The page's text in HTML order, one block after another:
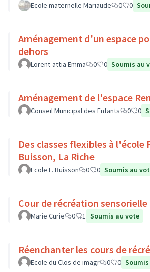
Ecole maternelle Mariaude 0 0
Aménagement d'un espace
dehors
Lorent-attia Emma 0 0 Soumis au
Aménagement de l'espace
Conseil Municipal des Enfants 0 0
Des classes flexibles à l'école
Buisson, La Riche
Ecole F. Buisson 0 0 Soumis au
Cour de récréation sensorielle
Marie Curie 0 1 Soumis au vote
Réenchanter les cours de
Ecole du Clos de imagr 0 0